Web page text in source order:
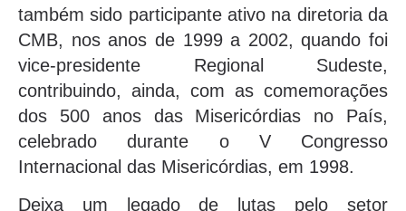
também sido participante ativo na diretoria da
CMB, nos anos de 1999 a 2002, quando foi
vice-presidente Regional Sudeste,
contribuindo, ainda, com as comemorações
dos 500 anos das Misericórdias no País,
celebrado durante o V Congresso
Internacional das Misericórdias, em 1998.
Deixa um legado de lutas pelo setor